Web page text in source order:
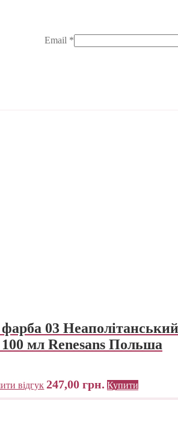
Email *
03 Неаполітанський
мл Renesans Польша
відгук 247,00грн. Купити